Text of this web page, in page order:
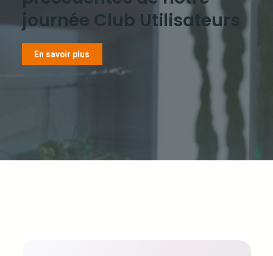
journée Club Utilisateurs
En savoir plus